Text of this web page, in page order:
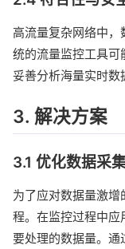
高流量复杂网络中
统的流量监控工具
妥善分析海量实时数
3. 解决方案
3.1 优化数据采
为了应对数据量激
程。在监控过程中应
要处理的数据量。通